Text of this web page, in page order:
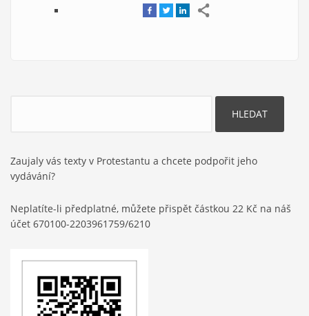
Zaujaly vás texty v Protestantu a chcete podpořit jeho
vydávání?
Neplatíte-li předplatné, můžete přispět částkou 22 Kč na náš
účet 670100-2203961759/6210